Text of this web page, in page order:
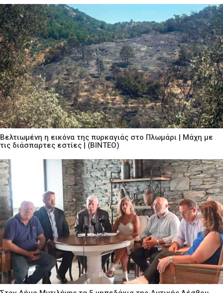
Βελτιωμένη η εικόνα της πυρκαγιάς στο Πλωμάρι | Μάχη με
τις διάσπαρτες εστίες | (ΒΙΝΤΕΟ)